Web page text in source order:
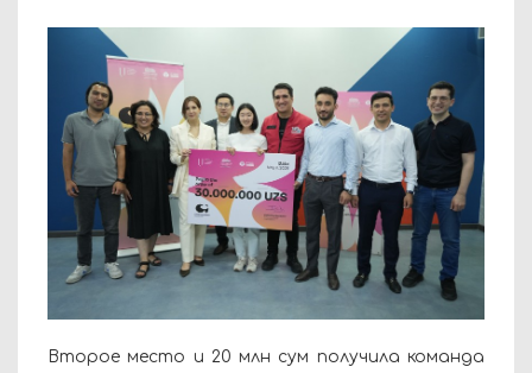
Второе место и 20 млн сум получила команда